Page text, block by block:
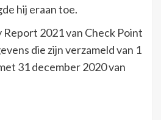
hij eraan toe.
2021 van Check Point
die zijn verzameld van 1
31 december 2020 van